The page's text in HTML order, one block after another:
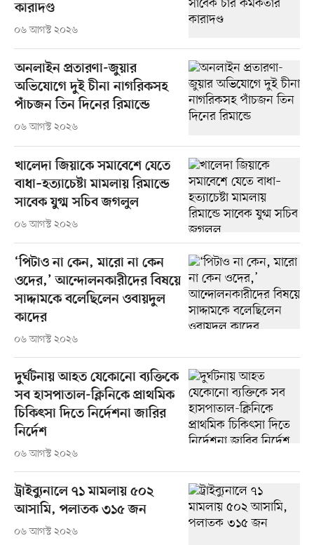
কারাদণ্ড
০৬ আগস্ট ২০২৬
অনলাইন প্রতারণা-জুয়ার
অভিযোগে দুই চীনা নাগরিকসহ
পাঁচজন তিন দিনের রিমান্ডে
০৬ আগস্ট ২০২৬
খালেদা জিয়াকে সমাবেশে যেতে
বাধা–হত্যাচেষ্টা মামলায় রিমান্ডে
সাবেক যুগ্ম সচিব জগলুল
০৬ আগস্ট ২০২৬
‘পিটাও না কেন, মারো না কেন
ওদের,’ আন্দোলনকারীদের বিষয়ে
সাদ্দামকে বলেছিলেন ওবায়দুল
কাদের
০৬ আগস্ট ২০২৬
দুর্ঘটনায় আহত যেকোনো ব্যক্তিকে
সব হাসপাতাল-ক্লিনিকে প্রাথমিক
চিকিৎসা দিতে নির্দেশনা জারির
নির্দেশ
০৬ আগস্ট ২০২৬
ট্রাইব্যুনালে ৭১ মামলায় ৫০২
আসামি, পলাতক ৩১৫ জন
০৬ আগস্ট ২০২৬